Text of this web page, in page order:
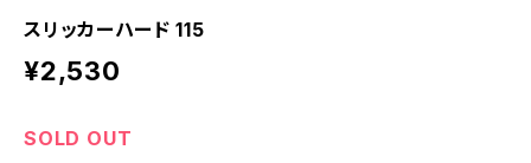
スリッカーハード 115
¥2,530
SOLD OUT